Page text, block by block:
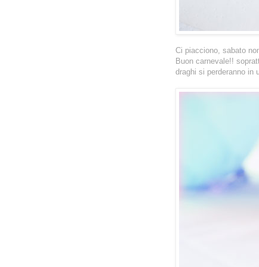
Ci piacciono, sabato
Buon carnevale!!
draghi si perderanno in